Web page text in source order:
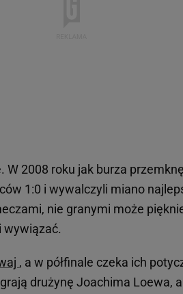
W 2008 roku jak burza
1:0 i wywalczyli miano
nie granymi może
wywiązać.
, a w półfinale czeka ich
drużynę Joachima Loewa,